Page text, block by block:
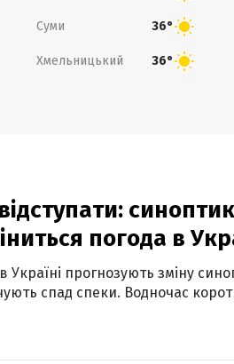
Суми 36°
Хмельницький 36°
погода в
прогнозують зміну
спад спеки. Водночас